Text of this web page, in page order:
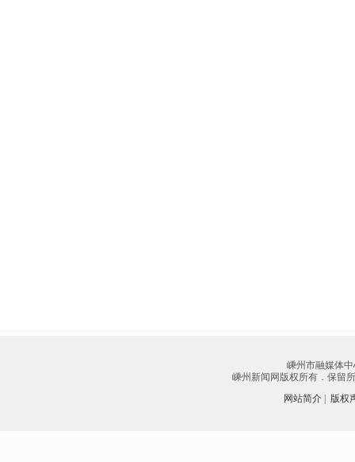
嵊州市融媒体
嵊州新闻网版权所有．保留
网站简介
版权